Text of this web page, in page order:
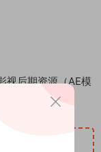
视后期资源（AE模